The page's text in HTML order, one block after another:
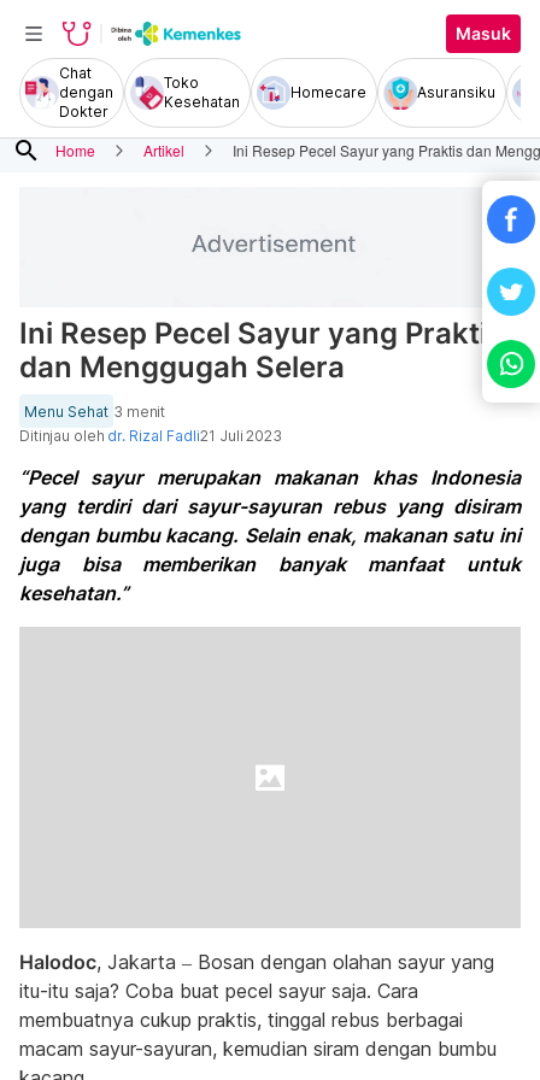
Masuk
Chat
dengan
Dokter
Toko
Kesehatan
Homecare Asuransiku
search Home Artikel Ini Resep Pecel Sayur yang Praktis dan
Ini Resep Pecel Sayur yang Praktis
dan Menggugah Selera
Menu Sehat 3 menit
Ditinjau oleh dr. Rizal Fadli21 Juli 2023
“Pecel sayur merupakan makanan khas Indonesia
yang terdiri dari sayur-sayuran rebus yang disiram
dengan bumbu kacang. Selain enak, makanan satu ini
juga bisa memberikan banyak manfaat untuk
kesehatan.”
Halodoc, Jakarta – Bosan dengan olahan sayur yang
itu-itu saja? Coba buat pecel sayur saja. Cara
membuatnya cukup praktis, tinggal rebus berbagai
macam sayur-sayuran, kemudian siram dengan bumbu